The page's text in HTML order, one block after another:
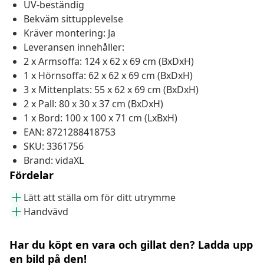
UV-beständig
Bekväm sittupplevelse
Kräver montering: Ja
Leveransen innehåller:
2 x Armsoffa: 124 x 62 x 69 cm (BxDxH)
1 x Hörnsoffa: 62 x 62 x 69 cm (BxDxH)
3 x Mittenplats: 55 x 62 x 69 cm (BxDxH)
2 x Pall: 80 x 30 x 37 cm (BxDxH)
1 x Bord: 100 x 100 x 71 cm (LxBxH)
EAN: 8721288418753
SKU: 3361756
Brand: vidaXL
Fördelar
Lätt att ställa om för ditt utrymme
Handvävd
Har du köpt en vara och gillat den? Ladda upp
en bild på den!